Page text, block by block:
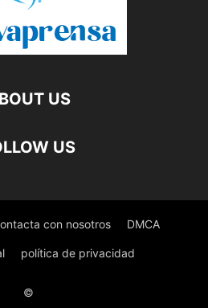
US
US
con nosotros DMCA
política de privacidad
©